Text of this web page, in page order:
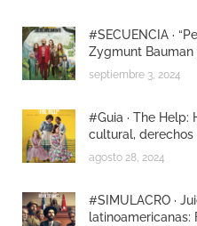
#SECUENCIA ·
Zygmunt Bauman
septiembre 3, 2024
#Guia · The Help:
cultural, derechos
agosto 28, 2024
#SIMULACRO ·
latinoamericanas: